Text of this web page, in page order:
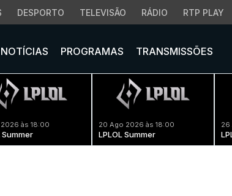
DESPORTO TELEVISÃO RÁDIO RTP PLAY
NOTÍCIAS PROGRAMAS TRANSMISSÕES
2026 às 18:00
Summer
20 Ago 2026 às 18:00
LPLOL Summer
26